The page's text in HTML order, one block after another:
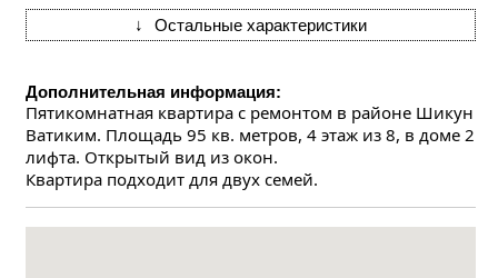
↓ Остальные характеристики
Дополнительная информация:
Пятикомнатная квартира с ремонтом в районе Шикун
Ватиким. Площадь 95 кв. метров, 4 этаж из 8, в доме 2
лифта. Открытый вид из окон.
Квартира подходит для двух семей.